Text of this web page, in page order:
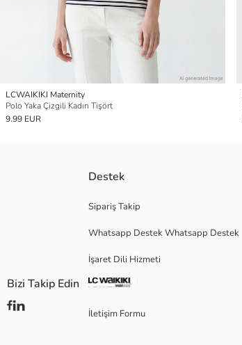
LCWAIKIKI Maternity
Polo Yaka Çizgili Kadın Tişört
9.99 EUR
Destek
Sipariş Takip
Whatsapp Destek Whatsapp Destek
İşaret Dili Hizmeti
İletişim Formu
Bizi Takip Edin